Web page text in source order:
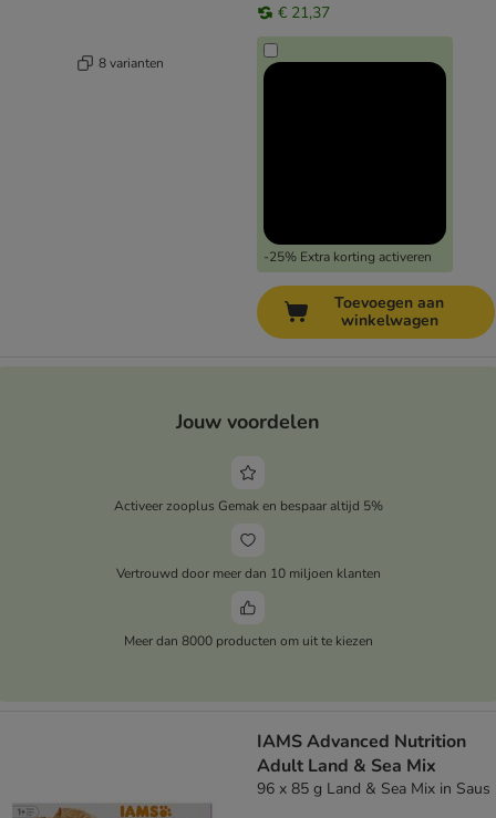
8 varianten
€ 21,37
-25% Extra korting activeren
Toevoegen aan
winkelwagen
Jouw voordelen
Activeer zooplus Gemak en bespaar altijd 5%
Vertrouwd door meer dan 10 miljoen klanten
Meer dan 8000 producten om uit te kiezen
IAMS Advanced Nutrition
Adult Land & Sea Mix
96 x 85 g Land & Sea Mix in Saus